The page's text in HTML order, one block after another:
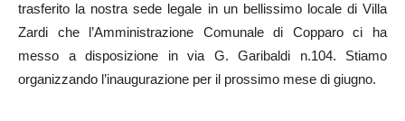
trasferito la nostra sede legale in un bellissimo locale di Villa
Zardi che l’Amministrazione Comunale di Copparo ci ha
messo a disposizione in via G. Garibaldi n.104. Stiamo
organizzando l’inaugurazione per il prossimo mese di giugno.